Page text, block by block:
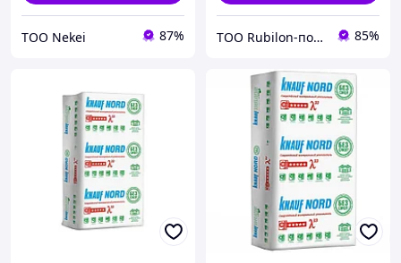
ТОО Nekei 87% ТОО Rubilon-поставщик №1 85%